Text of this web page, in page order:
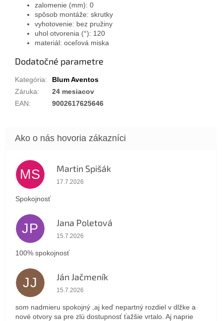
zalomenie (mm): 0
spôsob montáže: skrutky
vyhotovenie: bez pružiny
uhol otvorenia (°): 120
materiál: oceľová miska
Dodatočné parametre
Kategória:
Blum Aventos
Záruka:
24 mesiacov
EAN: 9002617625646
MS Martin Spišák
Hodnotenie obchodu je 5 z 5 hviezdičiek.
17.7.2026
Spokojnosť
JP Jana Poletová
Hodnotenie obchodu je 5 z 5 hviezdičiek.
15.7.2026
100% spokojnosť
JJ Ján Jačmeník
Hodnotenie obchodu je 5 z 5 hviezdičiek.
15.7.2026
som nadmieru spokojný ,aj keď nepartný rozdiel v dlžke a
nové otvory sa pre zlú dostupnosť ťažšie vrtalo. Aj naprie